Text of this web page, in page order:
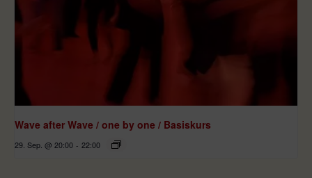
Wave after Wave / one by one / Basiskurs
29. Sep. @ 20:00 - 22:00